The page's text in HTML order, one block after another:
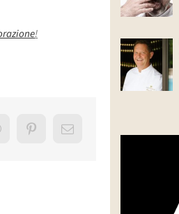
!
PinterestEmail